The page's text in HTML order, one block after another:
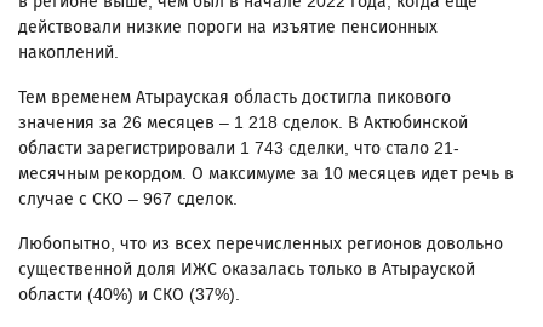
действовали низкие пороги на изъятие пенсионных
накоплений.
Тем временем Атырауская область достигла пикового
значения за 26 месяцев – 1 218 сделок. В Актюбинской
области зарегистрировали 1 743 сделки, что стало 21-
месячным рекордом. О максимуме за 10 месяцев идет речь в
случае с СКО – 967 сделок.
Любопытно, что из всех перечисленных регионов довольно
существенной доля ИЖС оказалась только в Атырауской
области (40%) и СКО (37%).